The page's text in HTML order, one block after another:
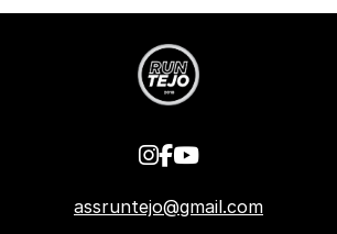
assruntejo@gmail.com